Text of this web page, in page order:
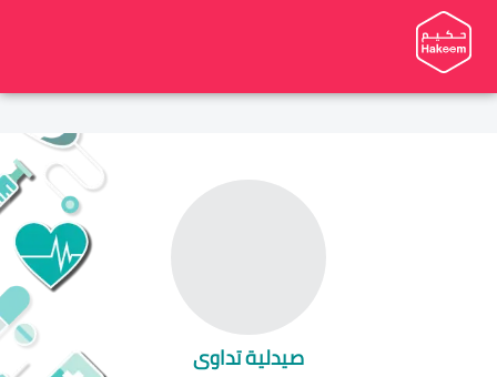
صيدلية تداوى